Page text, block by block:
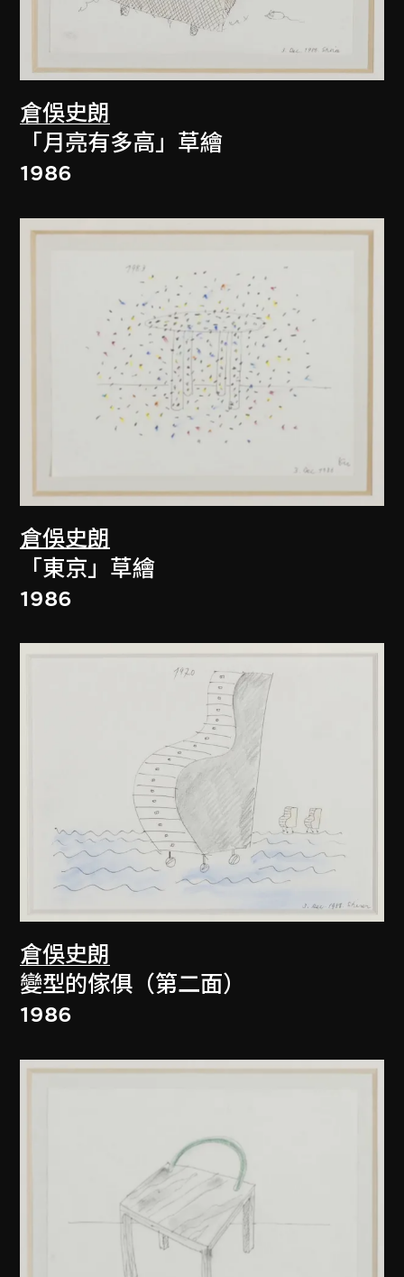
倉俁史朗
「月亮有多高」草繪
1986
倉俁史朗
「東京」草繪
1986
倉俁史朗
變型的傢俱（第二面）
1986